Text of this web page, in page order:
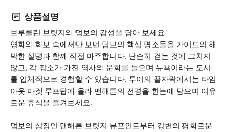
상품설명
브루클린 브릿지와 덤보의 감성을 담아 보세요
영화와 화보 속에서만 보던 덤보의 핵심 명소들을 가이드의 해
박한 설명과 함께 직접 마주합니다. 단순히 걷는 것에 그치지
않고, 각 장소가 가진 역사와 문화를 들으며 뉴욕이라는 도시
를 입체적으로 경험할 수 있습니다. 투어의 끝자락에서는 타임
아웃 마켓 루프탑에 올라 맨해튼의 전경을 한눈에 담으며 여유
로운 휴식을 즐겨보세요.
덤보의 상징인 맨해튼 브릿지 뷰포인트부터 강변의 평화로운